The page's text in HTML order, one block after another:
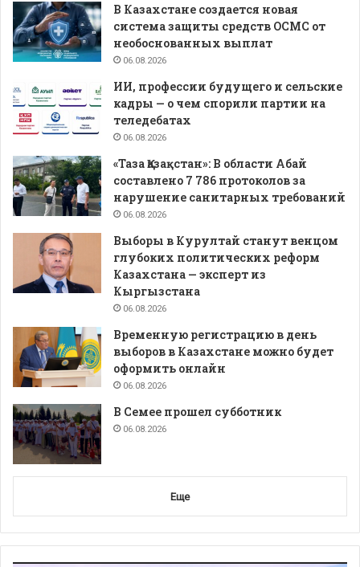
В Казахстане создается новая
система защиты средств ОСМС от
необоснованных выплат
06.08.2026
ИИ, профессии будущего и сельские
кадры — о чем спорили партии на
теледебатах
06.08.2026
«Таза Қазақстан»: В области Абай
составлено 7 786 протоколов за
нарушение санитарных требований
06.08.2026
Выборы в Курултай станут венцом
глубоких политических реформ
Казахстана — эксперт из
Кыргызстана
06.08.2026
Временную регистрацию в день
выборов в Казахстане можно будет
оформить онлайн
06.08.2026
В Семее прошел субботник
06.08.2026
Еще